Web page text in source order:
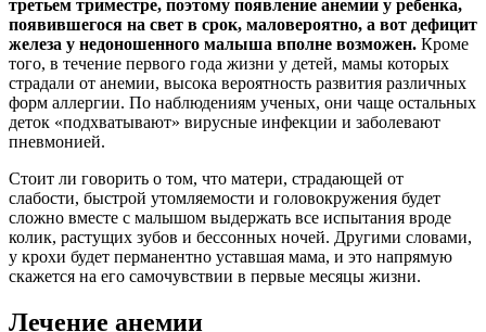
третьем триместре, поэтому появление анемии у ребенка,
появившегося на свет в срок, маловероятно, а вот дефицит
железа у недоношенного малыша вполне возможен. Кроме
того, в течение первого года жизни у детей, мамы которых
страдали от анемии, высока вероятность развития различных
форм аллергии. По наблюдениям ученых, они чаще остальных
деток «подхватывают» вирусные инфекции и заболевают
пневмонией.
Стоит ли говорить о том, что матери, страдающей от
слабости, быстрой утомляемости и головокружения будет
сложно вместе с малышом выдержать все испытания вроде
колик, растущих зубов и бессонных ночей. Другими словами,
у крохи будет перманентно уставшая мама, и это напрямую
скажется на его самочувствии в первые месяцы жизни.
Лечение анемии